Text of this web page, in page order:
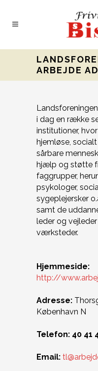
ARBEJDE
i dag en række
institutioner,
hjemløse,
sårbare
hjælp og støtte
faggrupper,
psykologer,
sygeplejersker
samt de
leder og
værksteder.
Hjemmeside:
http://
Adresse:
København N
Telefon: 40 41
Email: